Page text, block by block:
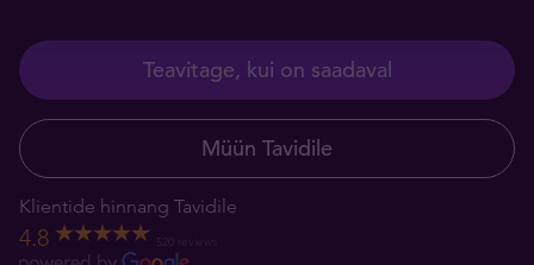
Teavitage, kui on saadaval
Müün Tavidile
Klientide hinnang Tavidile
4.8